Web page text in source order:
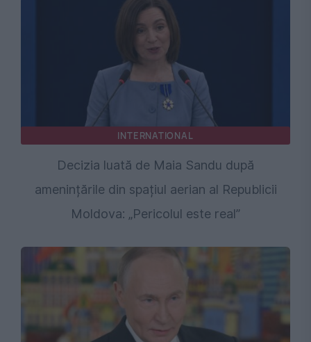
INTERNATIONAL
Decizia luată de Maia Sandu după
amenințările din spațiul aerian al Republicii
Moldova: „Pericolul este real”